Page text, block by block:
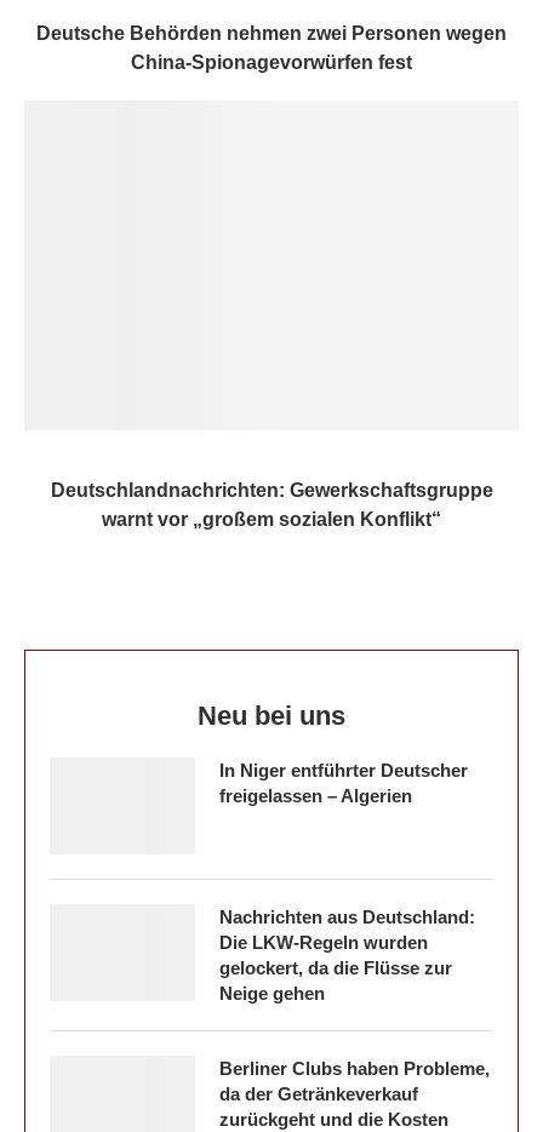
Deutsche Behörden nehmen zwei Personen wegen
China-Spionagevorwürfen fest
Deutschlandnachrichten: Gewerkschaftsgruppe
warnt vor „großem sozialen Konflikt“
Neu bei uns
In Niger entführter Deutscher
freigelassen – Algerien
Nachrichten aus Deutschland:
Die LKW-Regeln wurden
gelockert, da die Flüsse zur
Neige gehen
Berliner Clubs haben Probleme,
da der Getränkeverkauf
zurückgeht und die Kosten